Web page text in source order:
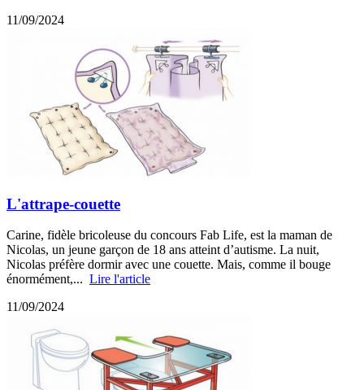
11/09/2024
L'attrape-couette
Carine, fidèle bricoleuse du concours Fab Life, est la maman de
Nicolas, un jeune garçon de 18 ans atteint d’autisme. La nuit,
Nicolas préfère dormir avec une couette. Mais, comme il bouge
énormément,... Lire l'article
11/09/2024